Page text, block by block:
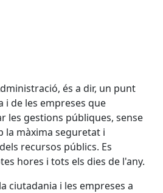
és a dir, un punt
i de les empreses que
les gestions públiques, sense
la màxima seguretat i
recursos públics. Es
hores i tots els dies de l'any.
ciutadania i les empreses a